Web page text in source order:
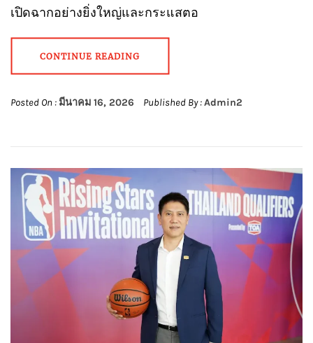
เปิดฉากอย่างยิ่งใหญ่และกระแสตอ
CONTINUE READING
Posted On : มีนาคม 16, 2026 Published By :Admin2